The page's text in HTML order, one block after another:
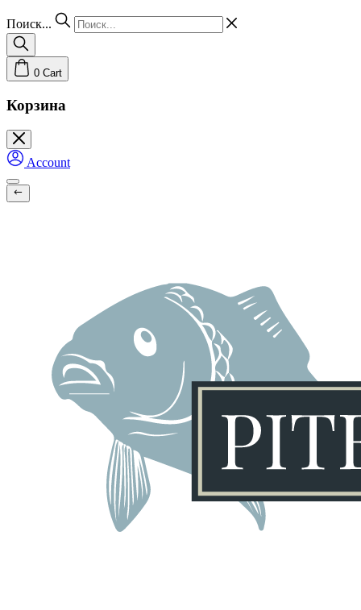
Поиск...
0 Cart
Корзина
Account